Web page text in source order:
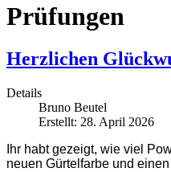
Prüfungen
Herzlichen
Details
Bruno Beutel
Erstellt: 28. April 2026
Ihr habt gezeigt, wie viel
neuen Gürtelfarbe und